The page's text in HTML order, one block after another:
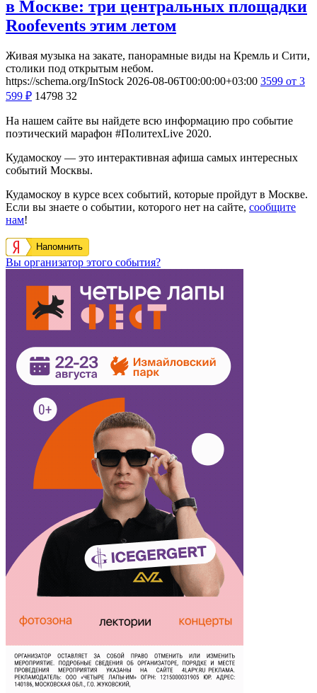
в Москве: три центральных площадки
Roofevents этим летом
Живая музыка на закате, панорамные виды на Кремль и Сити,
столики под открытым небом.
https://schema.org/InStock 2026-08-06T00:00:00+03:00 3599 от 3
599 ₽ 14798 32
На нашем сайте вы найдете всю информацию про событие
поэтический марафон #ПолитехLive 2020.
Кудамоскоу — это интерактивная афиша самых интересных
событий Москвы.
Кудамоскоу в курсе всех событий, которые пройдут в Москве.
Если вы знаете о событии, которого нет на сайте, сообщите
нам!
Напомнить
Вы организатор этого события?